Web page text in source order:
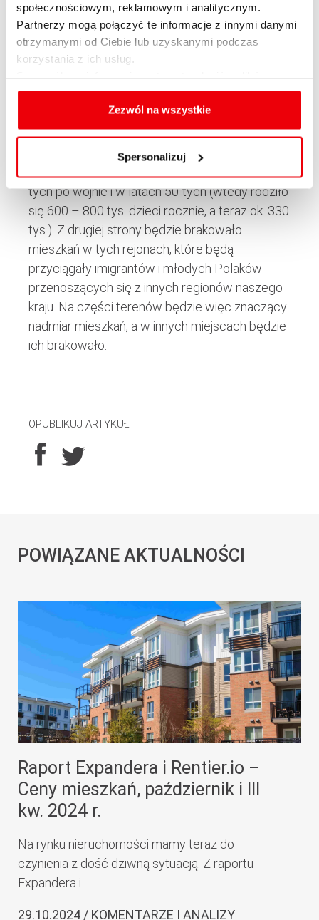
społecznościowym, reklamowym i analitycznym.
Partnerzy mogą połączyć te informacje z innymi danymi
otrzymanymi od Ciebie lub uzyskanymi podczas
korzystania z ich usług.
cookies, celu i sposobu korzystania z nich przez nas
oraz zmiany ustawień plików cookies a także ich
usuwania z przeglądarki internetowej, znajdują się
Zezwól na wszystkie
Spersonalizuj
Problem polega jednak na tym, że wiele z takich
pustych mieszkań znajduje się w miejscach, w
których niewiele osób chce mieszkać. W tym
miastach mieszkań brakuje. Taka sytuacja
będzie się pogłębiała w kolejnych latach. Z
jednej strony będzie coraz więcej pustych
mieszkań. Zaczynają bowiem umierać bardzo
tych po wojnie i w latach 50-tych (wtedy rodziło
się 600 – 800 tys. dzieci rocznie, a teraz ok. 330
tys.). Z drugiej strony będzie brakowało
mieszkań w tych rejonach, które będą
przyciągały imigrantów i młodych Polaków
przenoszących się z innych regionów naszego
kraju. Na części terenów będzie więc znaczący
nadmiar mieszkań, a w innych miejscach będzie
ich brakowało.
OPUBLIKUJ ARTYKUŁ
POWIĄZANE AKTUALNOŚCI
Raport Expandera i Rentier.io –
Ceny mieszkań, październik i III
kw. 2024 r.
Na rynku nieruchomości mamy teraz do
czynienia z dość dziwną sytuacją. Z raportu
Expandera i...
29.10.2024 / KOMENTARZE I ANALIZY